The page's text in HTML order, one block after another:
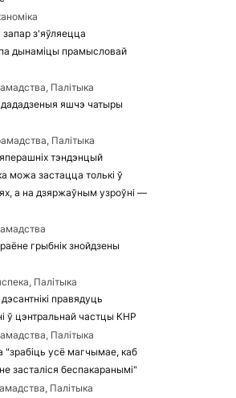
з'яўляецца
дынаміцы прамысловай
Палітыка
дададзеныя яшчэ чатыры
Палітыка
тэндэнцый
можа застацца толькі ў
а на дзяржаўным узроўні —
грыбнік знойдзены
Палітыка
дэсантнікі правядуць
ў цэнтральнай частцы КНР
Палітыка
"зрабіць усё магчымае, каб
засталіся беспакаранымі"
Палітыка